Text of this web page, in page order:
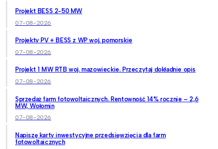
Projekt BESS 2-50 MW
07-08-2026
Projekty PV + BESS z WP woj. pomorskie
07-08-2026
Projekt 1 MW RTB woj. mazowieckie. Przeczytaj dokładnie opis
07-08-2026
Sprzedaż farm fotowoltaicznych. Rentowność 14% rocznie – 2,6
MW, Wołomin
07-08-2026
Napiszę karty inwestycyjne przedsięwzięcia dla farm
fotowoltaicznych